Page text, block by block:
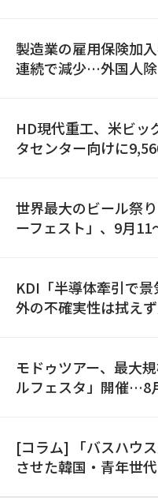
製造業の雇用保険加
連続で減少…外国人
HD現代重工、米ビッ
タセンター向けに
世界最大のビール祭
ーフェスト」、9月11
KDI「半導体牽引で
外の不確実性は拭えず
モドゥツアー、最大
ルフェスタ」開催…8
[コラム] 「バスハウ
させた韓国・青年世